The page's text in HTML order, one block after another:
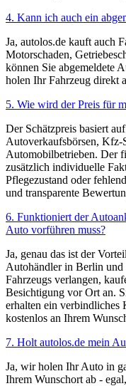
4. Kann ich auch ein
Ja, autolos.de kauft auch
Motorschaden,
können Sie abgemeldete
holen Ihr Fahrzeug direkt
5. Wie wird der Preis für
Der Schätzpreis basiert
Autoverkaufsbörsen, Kfz-
Automobilbetrieben. Der
zusätzlich individuelle
Pflegezustand oder
und transparente
6. Funktioniert der
Auto vorführen muss?
Ja, genau das ist der
Autohändler in Berlin
Fahrzeugs verlangen,
Besichtigung vor Ort an.
erhalten ein
kostenlos an Ihrem
7. Holt autolos.de mein
Ja, wir holen Ihr Auto in
Ihrem Wunschort ab -